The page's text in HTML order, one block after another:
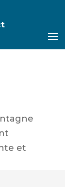
et